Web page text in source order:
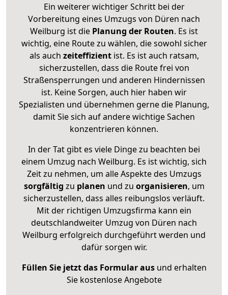
Ein weiterer wichtiger Schritt bei der
Vorbereitung eines Umzugs von Düren nach
Weilburg ist die Planung der Routen. Es ist
wichtig, eine Route zu wählen, die sowohl sicher
als auch zeiteffizientist. Es ist auch ratsam,
sicherzustellen, dass die Route frei von
Straßensperrungen und anderen Hindernissen
ist. Keine Sorgen, auch hier haben wir
Spezialisten und übernehmen gerne die Planung,
damit Sie sich auf andere wichtige Sachen
konzentrieren können.
In der Tat gibt es viele Dinge zu beachten bei
einem Umzug nach Weilburg. Es ist wichtig, sich
Zeit zu nehmen, um alle Aspekte des Umzugs
sorgfältig zu planen und zu organisieren, um
sicherzustellen, dass alles reibungslos verläuft.
Mit der richtigen Umzugsfirma kann ein
deutschlandweiter Umzug von Düren nach
Weilburg erfolgreich durchgeführt werden und
dafür sorgen wir.
Füllen Sie jetzt das Formular ausund erhalten
Sie kostenlose Angebote